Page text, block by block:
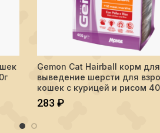
ПОДРОБНЕЕ
Gemon Cat Hairball корм для
выведение шерсти для
кошек с курицей и рисом
283 ₽